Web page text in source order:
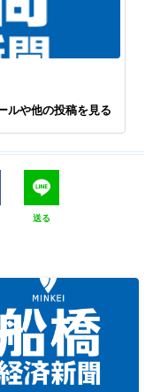
ルや他の投稿を見る
送る